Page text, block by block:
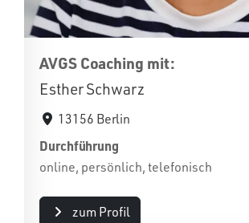
AVGS Coaching mit:
Esther Schwarz
13156 Berlin
Durchführung
online, persönlich, telefonisch
zum Profil